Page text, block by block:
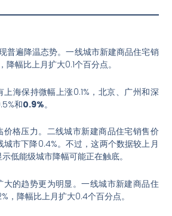
普遍降温态势。一线城市新建商品住宅销
，降幅比上月扩大0.1个百分点。
海保持微幅上涨0.1%，北京、广州和深
和0.9%。
格压力。二线城市新建商品住宅销售价
城市下降0.4%。不过，这两个数据较上月
低能级城市降幅可能正在触底。
的趋势更为明显。一线城市新建商品住
，降幅比上月扩大0.4个百分点。